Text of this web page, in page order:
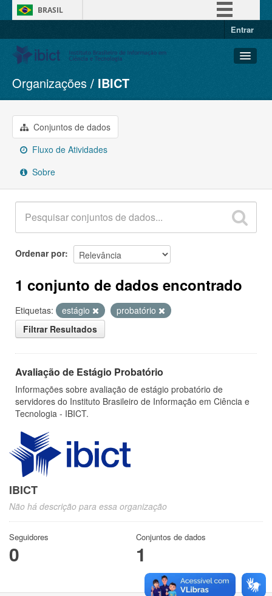
BRASIL
Entrar
Conjuntos de dados
Organizações
Grupos
Sobre
Organizações IBICT
Conjuntos de dados
Fluxo de Atividades
Sobre
Ordenar por
1 conjunto de dados encontrado
Etiquetas: estágio
probatório
Filtrar Resultados
Avaliação de Estágio Probatório
Informações sobre avaliação de estágio probatório de
servidores do Instituto Brasileiro de Informação em Ciência e
Tecnologia - IBICT.
IBICT
Não há descrição para essa organização
Seguidores
0
Conjuntos de dados
1